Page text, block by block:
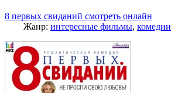
8 первых свиданий смотреть онлайн
Жанр: интересные фильмы, комедии